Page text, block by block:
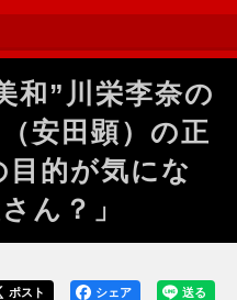
和”川栄李奈の
安田顕）の正
的が気にな
ん？」
送る
シェア
ポスト